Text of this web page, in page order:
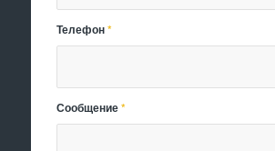
Телефон*
Сообщение*